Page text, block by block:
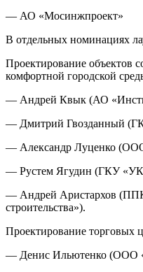
— АО «Мосинжпроект»
В отдельных номинациях
Проектирование объектов
комфортной городской
— Андрей Квык (АО
— Дмитрий Гвозданный
— Александр Луценко
— Рустем Ягудин (ГКУ
— Андрей Аристархов
строительства»).
Проектирование торговых
— Денис Ильютенко